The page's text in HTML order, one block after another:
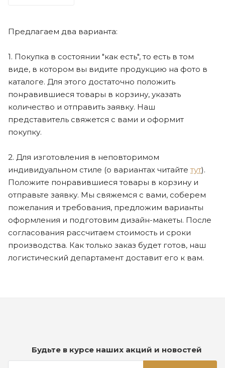
Предлагаем два варианта:
1. Покупка в состоянии "как есть", то есть в том
виде, в котором вы видите продукцию на фото в
каталоге. Для этого достаточно положить
понравившиеся товары в корзину, указать
количество и отправить заявку. Наш
представитель свяжется с вами и оформит
покупку.
2. Для изготовления в неповторимом
индивидуальном стиле (о вариантах читайте тут).
Положите понравившиеся товары в корзину и
отправьте заявку. Мы свяжемся с вами, соберем
пожелания и требования, предложим варианты
оформления и подготовим дизайн-макеты. После
согласования рассчитаем стоимость и сроки
производства. Как только заказ будет готов, наш
логистический департамент доставит его к вам.
Будьте в курсе наших акций и новостей